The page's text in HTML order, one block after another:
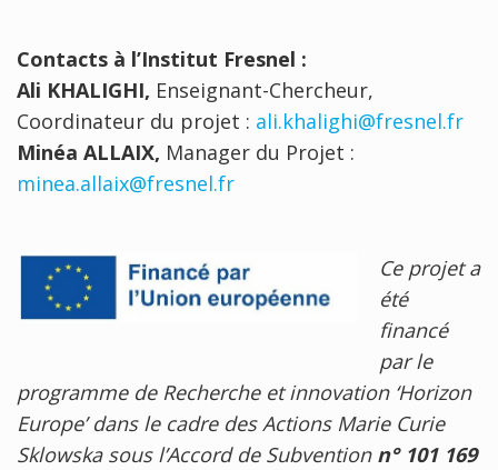
Contacts à l’Institut Fresnel :
Ali KHALIGHI, Enseignant-Chercheur,
Coordinateur du projet : ali.khalighi@fresnel.fr
Minéa ALLAIX, Manager du Projet :
minea.allaix@fresnel.fr
Ce projet a
été
financé
par le
programme de Recherche et innovation ‘Horizon
Europe’ dans le cadre des Actions Marie Curie
Sklowska sous l’Accord de Subvention n° 101 169